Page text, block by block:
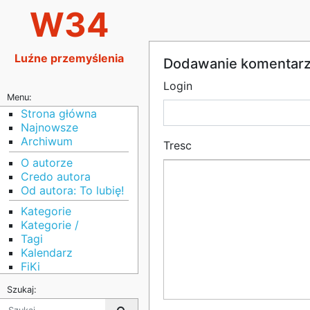
W34
Luźne przemyślenia
Menu:
Strona główna
Najnowsze
Archiwum
O autorze
Credo autora
Od autora: To lubię!
Kategorie
Kategorie /
Tagi
Kalendarz
FiKi
Szukaj:
Dodawanie
Login
Tresc